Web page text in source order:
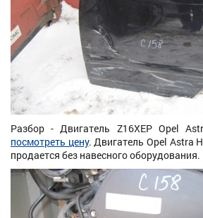
Разбор - Двигатель Z16XEP Opel
посмотреть цену. Двигатель Opel Astra
продается без навесного оборудования.